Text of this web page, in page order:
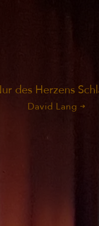
des Herzens
David Lang